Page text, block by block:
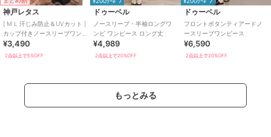
神戸レタス
[ M L 汗じみ防止＆UVカット ]
カップ付きノースリーブワン
ピース [E3519]
¥3,490
2点以上で5%OFF
ドゥーベル
ノースリーブ・半袖ロングワ
ンピ ワンピース ロング丈
¥4,989
2点以上で20%OFF
ドゥーベル
フロントボタンティアードノ
ースリーブワンピース
¥6,590
2点以上で20%OFF
もっとみる